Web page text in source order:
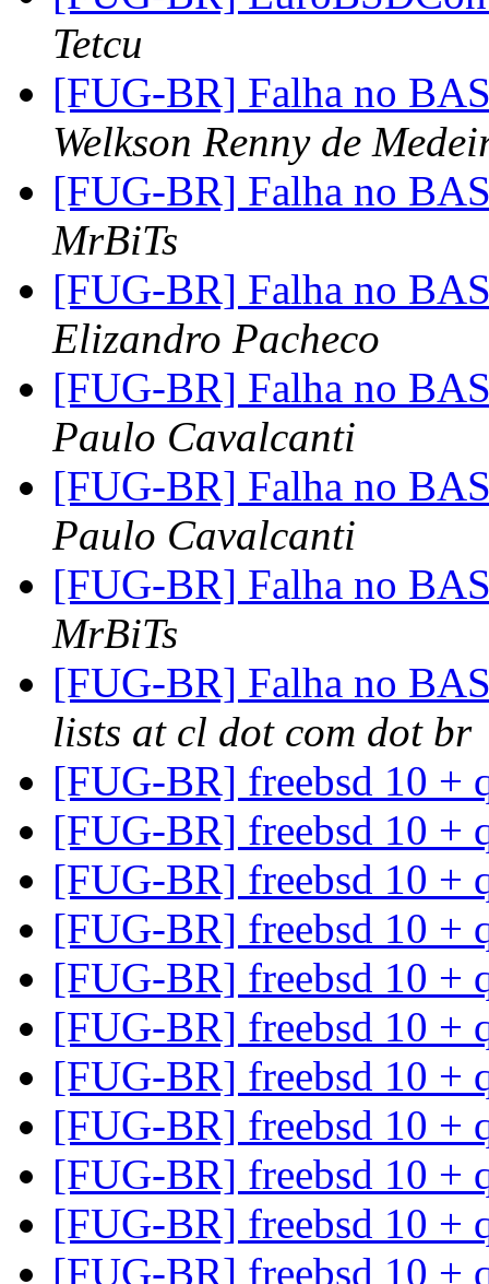
Tetcu
[FUG-BR] Falha no
Welkson Renny de
[FUG-BR] Falha no
MrBiTs
[FUG-BR] Falha no
Elizandro Pacheco
[FUG-BR] Falha no
Paulo Cavalcanti
[FUG-BR] Falha no
Paulo Cavalcanti
[FUG-BR] Falha no
MrBiTs
[FUG-BR] Falha no
lists at cl dot com dot br
[FUG-BR] freebsd 10 +
[FUG-BR] freebsd 10 +
[FUG-BR] freebsd 10 +
[FUG-BR] freebsd 10 +
[FUG-BR] freebsd 10 +
[FUG-BR] freebsd 10 +
[FUG-BR] freebsd 10 +
[FUG-BR] freebsd 10 +
[FUG-BR] freebsd 10 +
[FUG-BR] freebsd 10 +
[FUG-BR] freebsd 10 +